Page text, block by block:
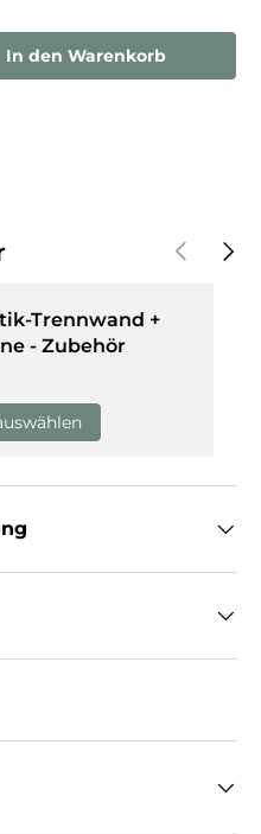
In den Warenkorb
Vorherige
Trennwand +
- Zubehör
Preis